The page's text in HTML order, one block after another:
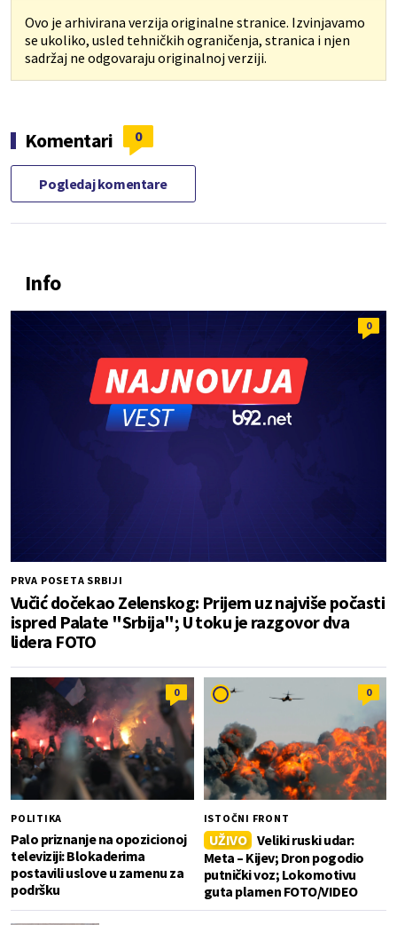
Ovo je arhivirana verzija originalne stranice. Izvinjavamo
se ukoliko, usled tehničkih ograničenja, stranica i njen
sadržaj ne odgovaraju originalnoj verziji.
Komentari 0
Pogledaj komentare
Info
0
PRVA POSETA SRBIJI
Vučić dočekao Zelenskog: Prijem uz najviše počasti
ispred Palate "Srbija"; U toku je razgovor dva
lidera FOTO
0
POLITIKA
Palo priznanje na opozicionoj
televiziji: Blokaderima
postavili uslove u zamenu za
podršku
0
ISTOČNI FRONT
UŽIVO Veliki ruski udar:
Meta – Kijev; Dron pogodio
putnički voz; Lokomotivu
guta plamen FOTO/VIDEO